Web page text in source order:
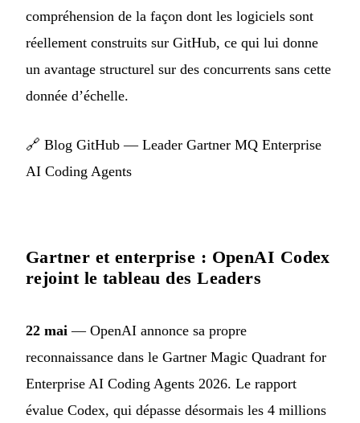
compréhension de la façon dont les logiciels sont
réellement construits sur GitHub, ce qui lui donne
un avantage structurel sur des concurrents sans cette
donnée d’échelle.
🔗 Blog GitHub — Leader Gartner MQ Enterprise
AI Coding Agents
Gartner et enterprise : OpenAI Codex
rejoint le tableau des Leaders
22 mai — OpenAI annonce sa propre
reconnaissance dans le Gartner Magic Quadrant for
Enterprise AI Coding Agents 2026. Le rapport
évalue Codex, qui dépasse désormais les 4 millions